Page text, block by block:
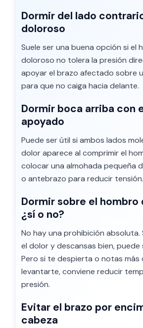
Dormir del lado
doloroso
Suele ser una buena opción si el
doloroso no tolera la presión
apoyar el brazo afectado sobre
para que no caiga hacia delante.
Dormir boca arriba con
apoyado
Puede ser útil si ambos lados
dolor aparece al comprimir el
colocar una almohada pequeña
o antebrazo para reducir tensión.
Dormir sobre el hombro
¿sí o no?
No hay una prohibición absoluta.
el dolor y descansas bien, puede
Pero si te despierta o notas más
levantarte, conviene reducir
presión.
Evitar el brazo por
cabeza